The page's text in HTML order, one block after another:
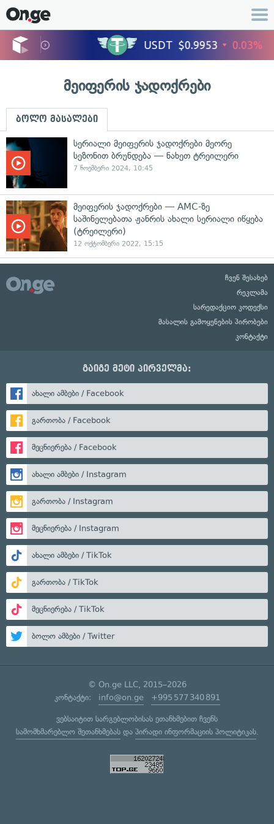
მეიფერის ჯადოქრები
ბოლო მასალები
სერიალი მეიფერის ჯადოქრები მეორე
სეზონით ბრუნდება — ნახეთ ტრეილერი
7 ნოემბერი 2024, 10:45
მეიფერის ჯადოქრები — AMC-ზე
საშინელებათა ჟანრის ახალი სერიალი იწყება
(ტრეილერი)
12 ოქტომბერი 2022, 15:15
ჩვენ შესახებ
რეკლამა
სარედაქციო კოდექსი
მასალის გამოყენების პირობები
კონტაქტი
გაიგე მეტი პირველმა:
ახალი ამბები / Facebook
გართობა / Facebook
მეცნიერება / Facebook
ახალი ამბები / Instagram
გართობა / Instagram
მეცნიერება / Instagram
ახალი ამბები / TikTok
გართობა / TikTok
მეცნიერება / TikTok
ბოლო ამბები / Twitter
© On.ge LLC, 2015–2026
კონტაქტი: info@on.ge +995 577 340 891
ვებსაიტით სარგებლობისას ეთანხმებით ჩვენს
სამომხმარებლო შეთანხმებასდა პირადი ინფორმაციის პოლიტიკას.